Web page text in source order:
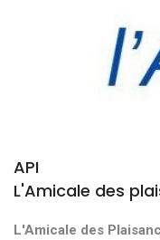
API
L'Amicale des
L'Amicale des